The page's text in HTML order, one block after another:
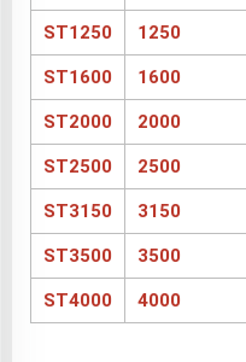
ST1250 1250
ST1600 1600
ST2000 2000
ST2500 2500
ST3150 3150
ST3500 3500
ST4000 4000